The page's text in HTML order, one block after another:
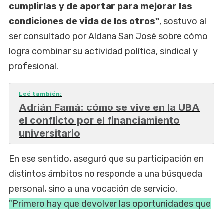
cumplirlas y de aportar para mejorar las
condiciones de vida de los otros", sostuvo al
ser consultado por Aldana San José sobre cómo
logra combinar su actividad política, sindical y
profesional.
Leé también:
Adrián Famá: cómo se vive en la UBA
el conflicto por el financiamiento
universitario
En ese sentido, aseguró que su participación en
distintos ámbitos no responde a una búsqueda
personal, sino a una vocación de servicio.
"Primero hay que devolver las oportunidades que